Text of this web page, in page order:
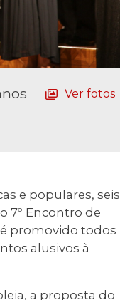
Ver fotos
e populares, seis
7º Encontro de
promovido todos
alusivos à
a proposta do